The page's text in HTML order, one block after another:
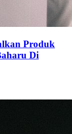
Produk
Di